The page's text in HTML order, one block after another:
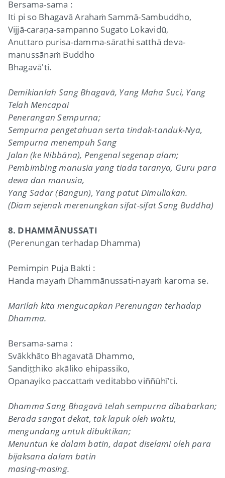
Bersama-sama :
Iti pi so Bhagavā Arahaṁ Sammā-Sambuddho,
Vijjā-caraṇa-sampanno Sugato Lokavidū,
Anuttaro purisa-damma-sārathi satthā deva-
manussānaṁ Buddho
Bhagavā'ti.
Demikianlah Sang Bhagavā, Yang Maha Suci, Yang
Telah Mencapai
Penerangan Sempurna;
Sempurna pengetahuan serta tindak-tanduk-Nya,
Sempurna menempuh Sang
Jalan (ke Nibbāna), Pengenal segenap alam;
Pembimbing manusia yang tiada taranya, Guru para
dewa dan manusia,
Yang Sadar (Bangun), Yang patut Dimuliakan.
(Diam sejenak merenungkan sifat-sifat Sang Buddha)
8. DHAMMĀNUSSATI
(Perenungan terhadap Dhamma)
Pemimpin Puja Bakti :
Handa mayaṁ Dhammānussati-nayaṁ karoma se.
Marilah kita mengucapkan Perenungan terhadap
Dhamma.
Bersama-sama :
Svākkhāto Bhagavatā Dhammo,
Sandiṭṭhiko akāliko ehipassiko,
Opanayiko paccattaṁ veditabbo viññūhī'ti.
Dhamma Sang Bhagavā telah sempurna dibabarkan;
Berada sangat dekat, tak lapuk oleh waktu,
mengundang untuk dibuktikan;
Menuntun ke dalam batin, dapat diselami oleh para
bijaksana dalam batin
masing-masing.